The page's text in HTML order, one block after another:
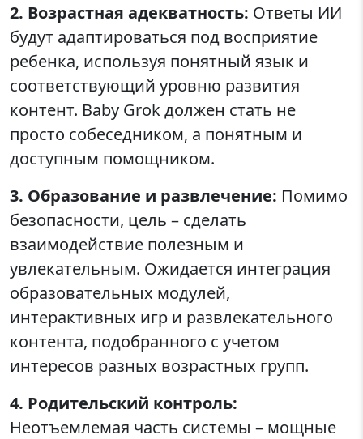
2. Возрастная адекватность: Ответы ИИ
будут адаптироваться под восприятие
ребенка, используя понятный язык и
соответствующий уровню развития
контент. Baby Grok должен стать не
просто собеседником, а понятным и
доступным помощником.
3. Образование и развлечение: Помимо
безопасности, цель – сделать
взаимодействие полезным и
увлекательным. Ожидается интеграция
образовательных модулей,
интерактивных игр и развлекательного
контента, подобранного с учетом
интересов разных возрастных групп.
4. Родительский контроль:
Неотъемлемая часть системы – мощные